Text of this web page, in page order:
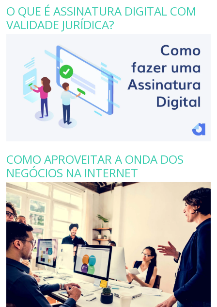
O QUE É ASSINATURA DIGITAL COM
VALIDADE JURÍDICA?
COMO APROVEITAR A ONDA DOS
NEGÓCIOS NA INTERNET